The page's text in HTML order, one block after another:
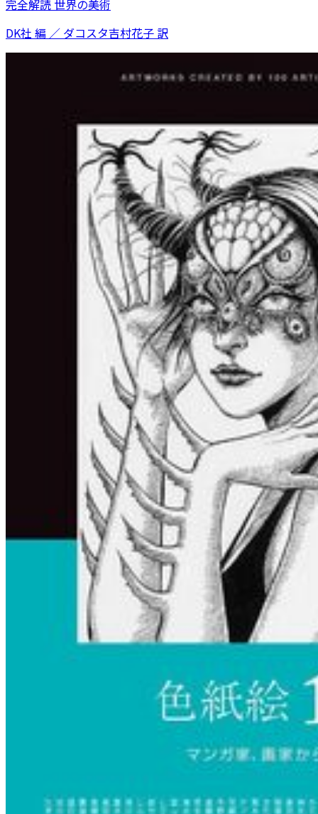
完全解読 世界の美術
DK社 編 ／ ダコスタ吉村花子 訳